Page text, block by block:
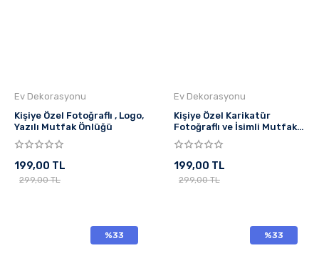
Ev Dekorasyonu
Kişiye Özel Fotoğraflı , Logo,
Yazılı Mutfak Önlüğü
199,00 TL
299,00 TL
Ev Dekorasyonu
Kişiye Özel Karikatür
Fotoğraflı ve İsimli Mutfak
Önlüğü Mucize Bekleme
199,00 TL
299,00 TL
%33 %33